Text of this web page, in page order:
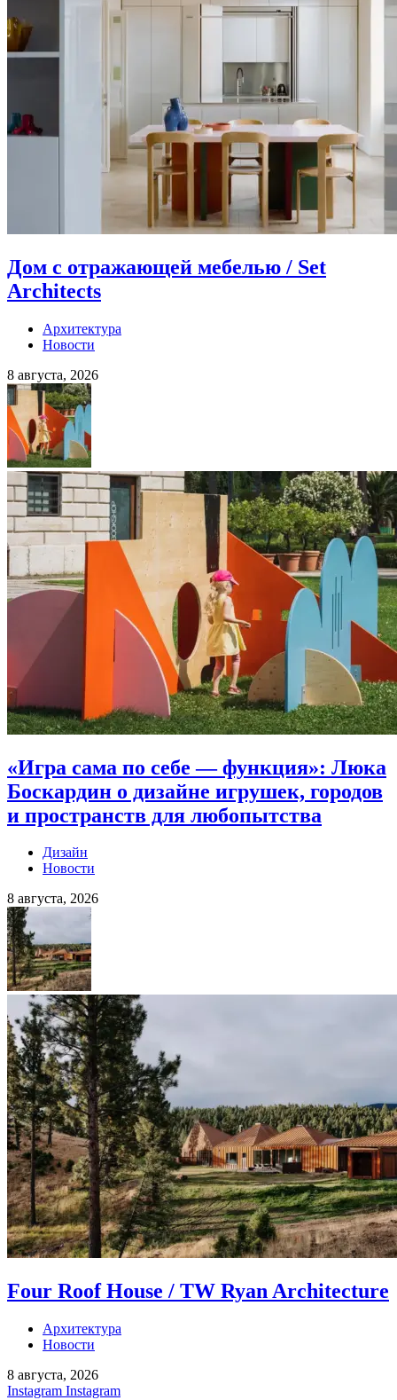
Дом с отражающей мебелью / Set
Architects
Архитектура
Новости
8 августа, 2026
«Игра сама по себе — функция»: Люка
Боскардин о дизайне игрушек, городов
и пространств для любопытства
Дизайн
Новости
8 августа, 2026
Four Roof House / TW Ryan Architecture
Архитектура
Новости
8 августа, 2026
Instagram Instagram